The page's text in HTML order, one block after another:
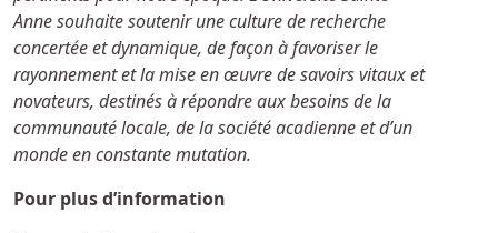
Annesouhaite soutenir une culture de recherche
concertée et dynamique, de façon à favoriser le
rayonnement et la mise en œuvre de savoirs vitaux et
novateurs, destinés à répondre aux besoins de la
communauté locale, de la société acadienne et d’un
monde en constante mutation.
Pour plus d’information